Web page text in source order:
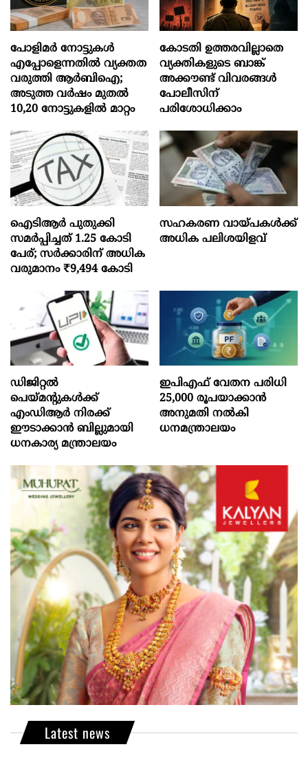
പോളിമർ നോട്ടുകൾ
എപ്പോളെന്നതിൽ വ്യക്തത
വരുത്തി ആർബിഐ;
അടുത്ത വർഷം മുതൽ
10,20 നോട്ടുകളിൽ മാറ്റം
കോടതി ഉത്തരവില്ലാതെ
വ്യക്തികളുടെ ബാങ്ക്
അക്കൗണ്ട് വിവരങ്ങൾ
പോലീസിന്
പരിശോധിക്കാം
ഐടിആര്‍ പുതുക്കി
സമർപ്പിച്ചത് 1.25 കോടി
പേര്; സർക്കാരിന് അധിക
വരുമാനം ₹9,494 കോടി
സഹകരണ വായ്പകള്‍ക്ക്
അധിക പലിശയിളവ്
ഡിജിറ്റൽ
പെയ്മന്റുകൾക്ക്
എംഡിആർ നിരക്ക്
ഈടാക്കാൻ ബില്ലുമായി
ധനകാര്യ മന്ത്രാലയം
ഇപിഎഫ് വേതന പരിധി
25,000 രൂപയാക്കാൻ
അനുമതി നൽകി
ധനമന്ത്രാലയം
Latest news